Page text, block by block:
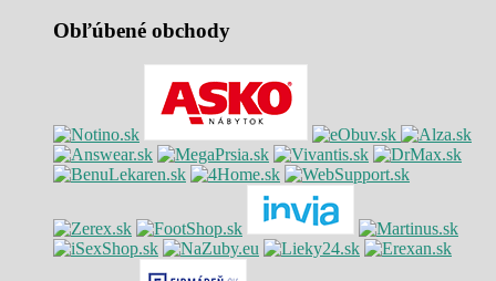
Obľúbené obchody